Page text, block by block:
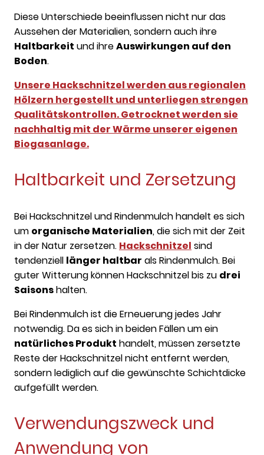
Diese Unterschiede beeinflussen nicht nur das
Aussehen der Materialien, sondern auch ihre
Haltbarkeit und ihreAuswirkungen auf den
Boden.
Unsere Hackschnitzel werden aus regionalen
Hölzern hergestellt und unterliegen strengen
Qualitätskontrollen. Getrocknet werden sie
nachhaltig mit der Wärme unserer eigenen
Biogasanlage.
Haltbarkeit und Zersetzung
Bei Hackschnitzel und Rindenmulch handelt es sich
um organische Materialien, die sich mit der Zeit
in der Natur zersetzen. Hackschnitzel sind
tendenziell länger haltbar als Rindenmulch. Bei
guter Witterung können Hackschnitzel bis zu drei
Saisonshalten.
Bei Rindenmulch ist die Erneuerung jedes Jahr
notwendig. Da es sich in beiden Fällen um ein
natürliches Produkt handelt, müssen zersetzte
Reste der Hackschnitzel nicht entfernt werden,
sondern lediglich auf die gewünschte Schichtdicke
aufgefüllt werden.
Verwendungszweck und
Anwendung von